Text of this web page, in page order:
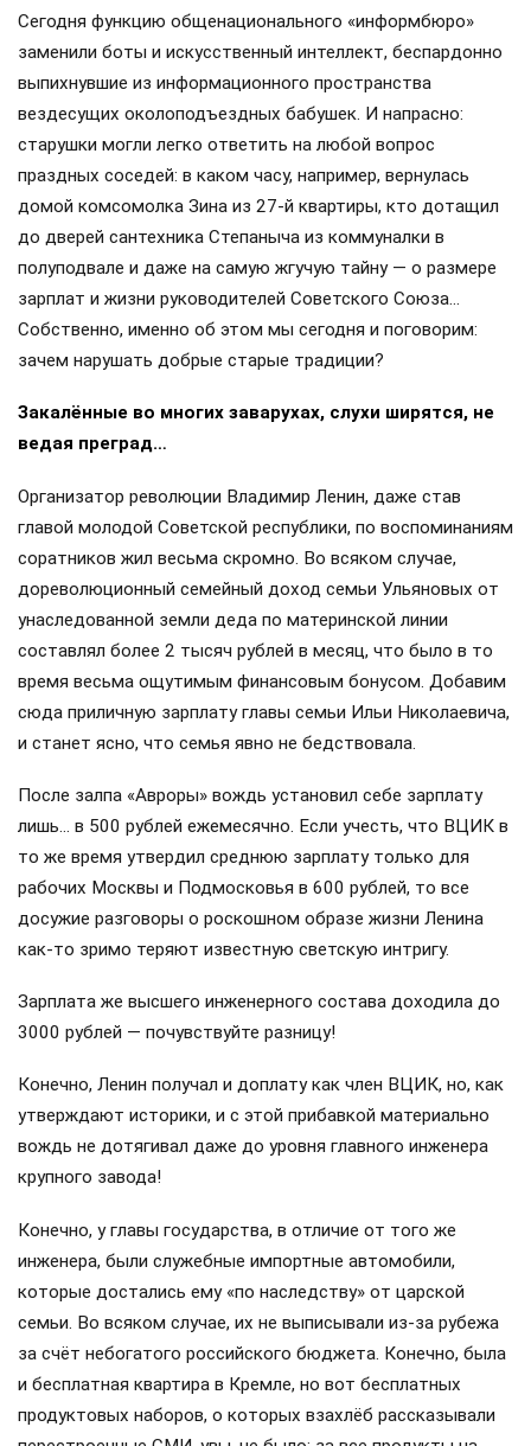
Сегодня функцию общенационального «информбюро»
заменили боты и искусственный интеллект, беспардонно
выпихнувшие из информационного пространства
вездесущих околоподъездных бабушек. И напрасно:
старушки могли легко ответить на любой вопрос
праздных соседей: в каком часу, например, вернулась
домой комсомолка Зина из 27-й квартиры, кто дотащил
до дверей сантехника Степаныча из коммуналки в
полуподвале и даже на самую жгучую тайну — о размере
зарплат и жизни руководителей Советского Союза…
Собственно, именно об этом мы сегодня и поговорим:
зачем нарушать добрые старые традиции?
Закалённые во многих заварухах, слухи ширятся, не
ведая преград…
Организатор революции Владимир Ленин, даже став
главой молодой Советской республики, по воспоминаниям
соратников жил весьма скромно. Во всяком случае,
дореволюционный семейный доход семьи Ульяновых от
унаследованной земли деда по материнской линии
составлял более 2 тысяч рублей в месяц, что было в то
время весьма ощутимым финансовым бонусом. Добавим
сюда приличную зарплату главы семьи Ильи Николаевича,
и станет ясно, что семья явно не бедствовала.
После залпа «Авроры» вождь установил себе зарплату
лишь… в 500 рублей ежемесячно. Если учесть, что ВЦИК в
то же время утвердил среднюю зарплату только для
рабочих Москвы и Подмосковья в 600 рублей, то все
досужие разговоры о роскошном образе жизни Ленина
как-то зримо теряют известную светскую интригу.
Зарплата же высшего инженерного состава доходила до
3000 рублей — почувствуйте разницу!
Конечно, Ленин получал и доплату как член ВЦИК, но, как
утверждают историки, и с этой прибавкой материально
вождь не дотягивал даже до уровня главного инженера
крупного завода!
Конечно, у главы государства, в отличие от того же
инженера, были служебные импортные автомобили,
которые достались ему «по наследству» от царской
семьи. Во всяком случае, их не выписывали из-за рубежа
за счёт небогатого российского бюджета. Конечно, была
и бесплатная квартира в Кремле, но вот бесплатных
продуктовых наборов, о которых взахлёб рассказывали